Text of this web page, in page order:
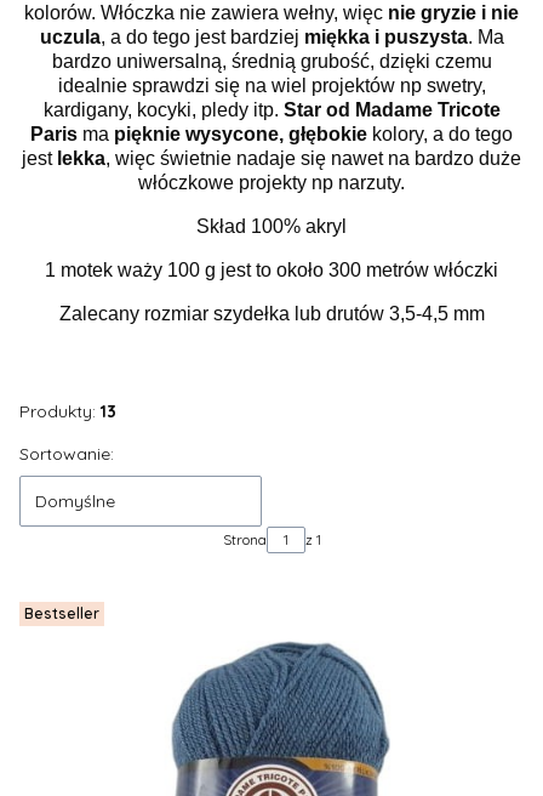
kolorów. Włóczka nie zawiera wełny, więc nie gryzie i nie
uczula, a do tego jest bardziej miękka i puszysta. Ma
bardzo uniwersalną, średnią grubość, dzięki czemu
idealnie sprawdzi się na wiel projektów np swetry,
kardigany, kocyki, pledy itp. Star od Madame Tricote
Paris ma pięknie wysycone, głębokie kolory, a do tego
jest lekka, więc świetnie nadaje się nawet na bardzo duże
włóczkowe projekty np narzuty.
Skład 100% akryl
1 motek waży 100 g jest to około 300 metrów włóczki
Zalecany rozmiar szydełka lub drutów 3,5-4,5 mm
Produkty: 13
Lista produktów
Sortowanie:
Domyślne
Strona z 1
Bestseller